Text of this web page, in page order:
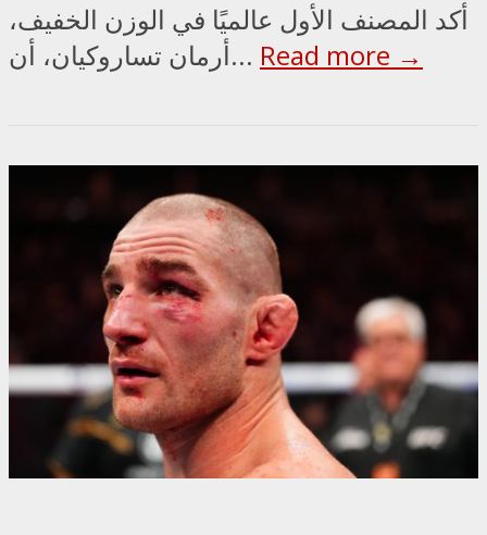
أكد المصنف الأول عالميًا في الوزن الخفيف،
أرمان تساروكيان، أن... Read more →